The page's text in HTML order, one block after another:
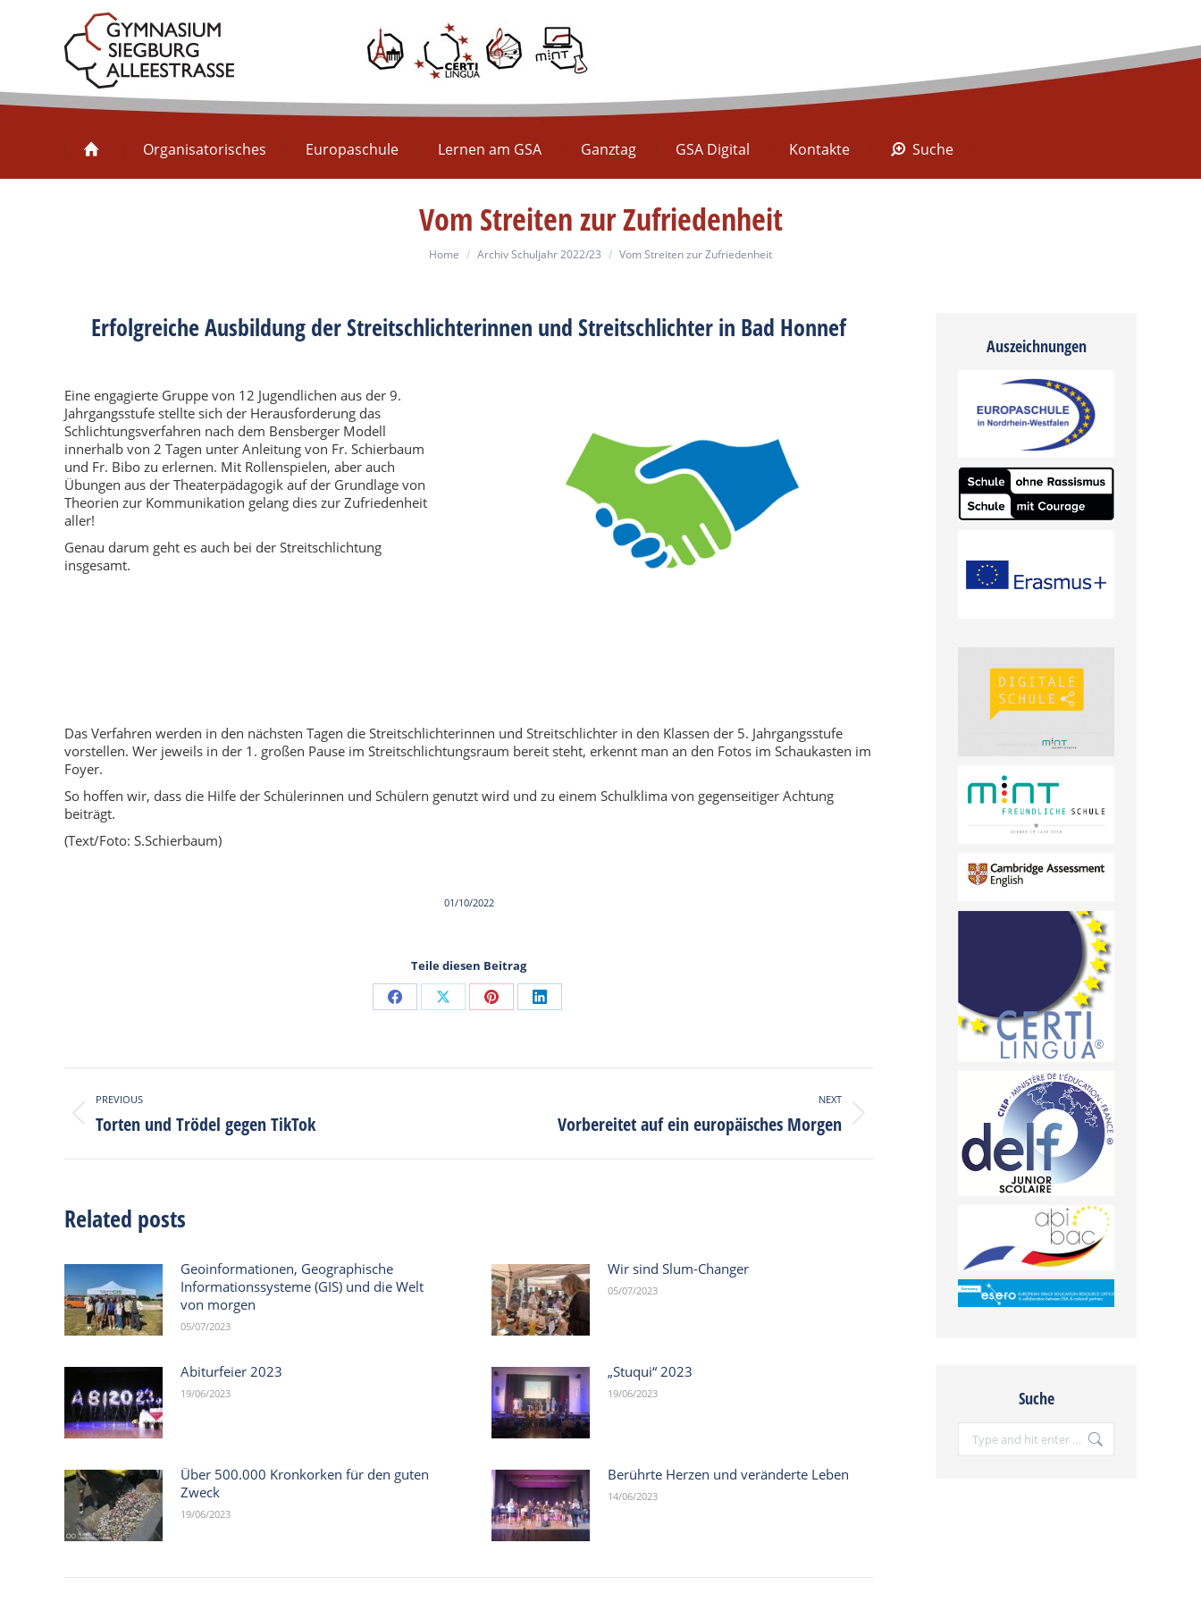
Organisatorisches Europaschule Lernen am GSA Ganztag GSA Digital Kontakte Suche
Vom Streiten zur Zufriedenheit
You are here:
Home Archiv Schuljahr 2022/23 Vom Streiten zur Zufriedenheit
Erfolgreiche Ausbildung der Streitschlichterinnen und Streitschlichter in Bad Honnef
Eine engagierte Gruppe von 12 Jugendlichen aus der 9.
Jahrgangsstufe stellte sich der Herausforderung das
Schlichtungsverfahren nach dem Bensberger Modell
innerhalb von 2 Tagen unter Anleitung von Fr. Schierbaum
und Fr. Bibo zu erlernen. Mit Rollenspielen, aber auch
Übungen aus der Theaterpädagogik auf der Grundlage von
Theorien zur Kommunikation gelang dies zur Zufriedenheit
aller!
Genau darum geht es auch bei der Streitschlichtung
insgesamt.
Das Verfahren werden in den nächsten Tagen die Streitschlichterinnen und Streitschlichter in den Klassen der 5. Jahrgangsstufe
vorstellen. Wer jeweils in der 1. großen Pause im Streitschlichtungsraum bereit steht, erkennt man an den Fotos im Schaukasten im
Foyer.
So hoffen wir, dass die Hilfe der Schülerinnen und Schülern genutzt wird und zu einem Schulklima von gegenseitiger Achtung
beiträgt.
(Text/Foto: S.Schierbaum)
01/10/2022
Teile diesen Beitrag
Share
Facebook
Share
X
Share
Pinterest
Share
LinkedIn
Post
navigation
PREVIOUS
Previous
Torten und Trödel gegen TikTok
NEXT
Vorbereitet auf ein europäisches Morgen
Related posts
Geoinformationen, Geographische
Informationssysteme (GIS) und die Welt
von morgen
05/07/2023
Wir sind Slum-Changer
05/07/2023
Abiturfeier 2023
19/06/2023
„Stuqui“ 2023
19/06/2023
Über 500.000 Kronkorken für den guten
Zweck
19/06/2023
Berührte Herzen und veränderte Leben
14/06/2023
Auszeichnungen
Suche
Search:
Europaschule Lernen am GSA